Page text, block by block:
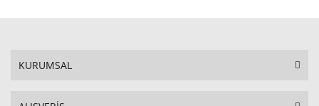
KURUMSAL